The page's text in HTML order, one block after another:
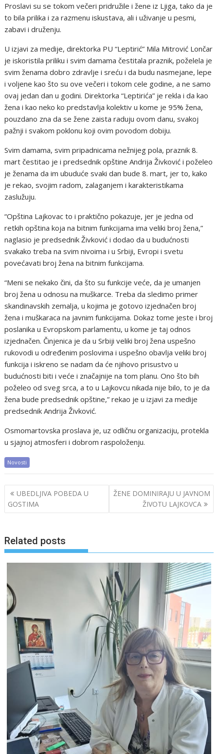
Proslavi su se tokom večeri pridružile i žene iz Ljiga, tako da je
to bila prilika i za razmenu iskustava, ali i uživanje u pesmi,
zabavi i druženju.
U izjavi za medije, direktorka PU “Leptirić” Mila Mitrović Lončar
je iskoristila priliku i svim damama čestitala praznik, poželela je
svim ženama dobro zdravlje i sreću i da budu nasmejane, lepe
i voljene kao što su ove večeri i tokom cele godine, a ne samo
ovaj jedan dan u godini. Direktorka “Leptirića” je rekla i da kao
žena i kao neko ko predstavlja kolektiv u kome je 95% žena,
pouzdano zna da se žene zaista raduju ovom danu, svakoj
pažnji i svakom poklonu koji ovim povodom dobiju.
Svim damama, svim pripadnicama nežnijeg pola, praznik 8.
mart čestitao je i predsednik opštine Andrija Živković i poželeo
je ženama da im ubuduće svaki dan bude 8. mart, jer to, kako
je rekao, svojim radom, zalaganjem i karakteristikama
zaslužuju.
“Opština Lajkovac to i praktično pokazuje, jer je jedna od
retkih opština koja na bitnim funkcijama ima veliki broj žena,”
naglasio je predsednik Živković i dodao da u budućnosti
svakako treba na svim nivoima i u Srbiji, Evropi i svetu
povećavati broj žena na bitnim funkcijama.
“Meni se nekako čini, da što su funkcije veće, da je umanjen
broj žena u odnosu na muškarce. Treba da sledimo primer
skandinavskih zemalja, u kojima je gotovo izjednačen broj
žena i muškaraca na javnim funkcijama. Dokaz tome jeste i broj
poslanika u Evropskom parlamentu, u kome je taj odnos
izjednačen. Činjenica je da u Srbiji veliki broj žena uspešno
rukovodi u određenim poslovima i uspešno obavlja veliki broj
funkcija i iskreno se nadam da će njihovo prisustvo u
budućnosti biti i veće i značajnije na tom planu. Ono što bih
poželeo od sveg srca, a to u Lajkovcu nikada nije bilo, to je da
žena bude predsednik opštine,” rekao je u izjavi za medije
predsednik Andrija Živković.
Osmomartovska proslava je, uz odličnu organizaciju, protekla
u sjajnoj atmosferi i dobrom raspoloženju.
Novosti
Post
navigation
UBEDLJIVA POBEDA U
GOSTIMA
ŽENE DOMINIRAJU U JAVNOM
ŽIVOTU LAJKOVCA
Related posts